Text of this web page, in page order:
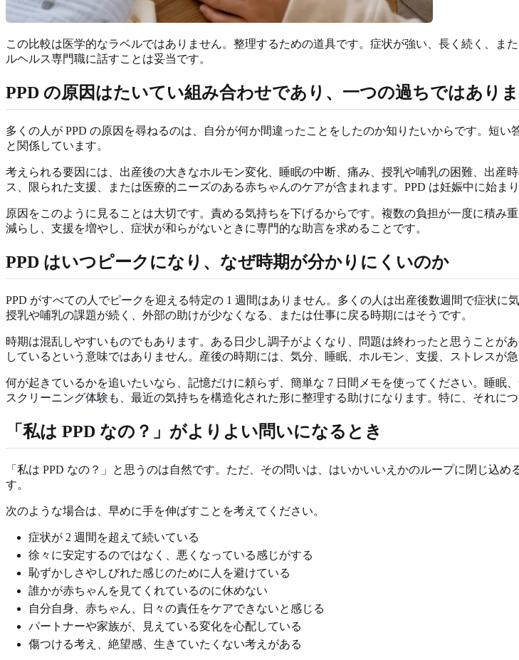
この比較は医学的なラベルではありません。整理するための道具です。症状が強い、長く続く、
ルヘルス専門職に話すことは妥当です。
PPD の原因はたいてい組み合わせであり、一つの過ちではあり
多くの人が PPD の原因を尋ねるのは、自分が何か間違ったことをしたのか知りたいからです。短
と関係しています。
考えられる要因には、出産後の大きなホルモン変化、睡眠の中断、痛み、授乳や哺乳の困難、出産
ス、限られた支援、または医療的ニーズのある赤ちゃんのケアが含まれます。PPD は妊娠中に始ま
原因をこのように見ることは大切です。責める気持ちを下げるからです。複数の負担が一度に積
減らし、支援を増やし、症状が和らがないときに専門的な助言を求めることです。
PPD はいつピークになり、なぜ時期が分かりにくいのか
PPD がすべての人でピークを迎える特定の 1 週間はありません。多くの人は出産後数週間で症状
授乳や哺乳の課題が続く、外部の助けが少なくなる、または仕事に戻る時期にはそうです。
時期は混乱しやすいものでもあります。ある日少し調子がよくなり、問題は終わったと思うこと
しているという意味ではありません。産後の時期には、気分、睡眠、ホルモン、支援、ストレスが
何が起きているかを追いたいなら、記憶だけに頼らず、簡単な 7 日間メモを使ってください。睡眠
スクリーニング体験 も、最近の気持ちを構造化された形に整理する助けになります。特に、それに
「私は PPD なの？」がよりよい問いになるとき
「私は PPD なの？」と思うのは自然です。ただ、その問いは、はいかいいえかのループに閉じ込
す。
次のような場合は、早めに手を伸ばすことを考えてください。
症状が 2 週間を超えて続いている
徐々に安定するのではなく、悪くなっている感じがする
恥ずかしさやしびれた感じのために人を避けている
誰かが赤ちゃんを見てくれているのに休めない
自分自身、赤ちゃん、日々の責任をケアできないと感じる
パートナーや家族が、見えている変化を心配している
傷つける考え、絶望感、生きていたくない考えがある